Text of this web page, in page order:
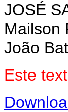
JOSÉ
Mailson
João
Este